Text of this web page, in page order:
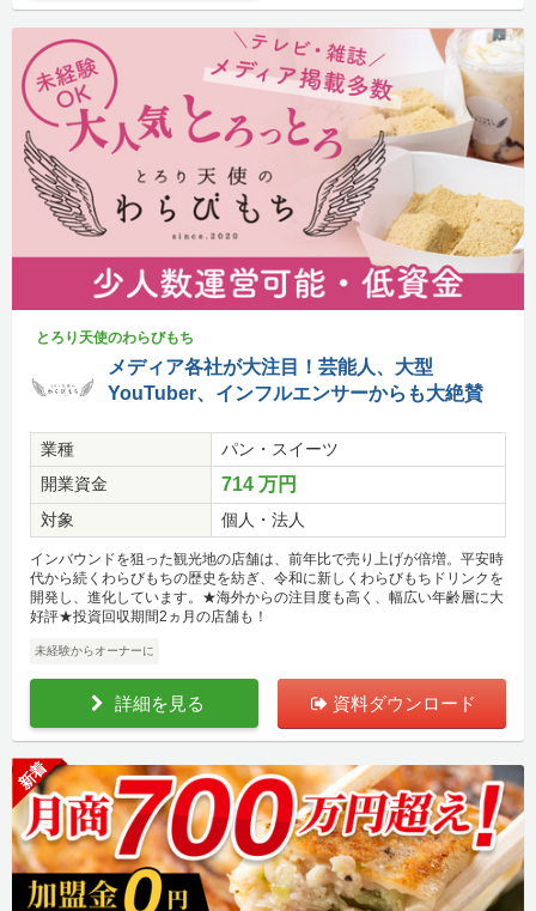
とろり天使のわらびもち
メディア各社が大注目！芸能人、大型
YouTuber、インフルエンサーからも大絶賛
業種
パン・スイーツ
開業資金
714 万円
対象 個人・法人
インバウンドを狙った観光地の店舗は、前年比で売り上げが倍増。平安時
代から続くわらびもちの歴史を紡ぎ、令和に新しくわらびもちドリンクを
開発し、進化しています。★海外からの注目度も高く、幅広い年齢層に大
好評★投資回収期間2ヵ月の店舗も！
未経験からオーナーに
詳細を見る 資料ダウンロード
新着